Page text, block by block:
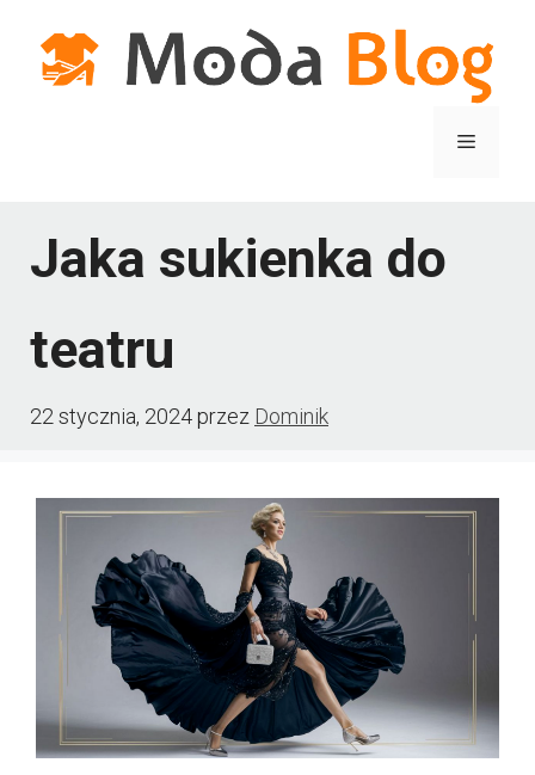
Menu
Jaka sukienka do
teatru
22 stycznia, 2024przez Dominik